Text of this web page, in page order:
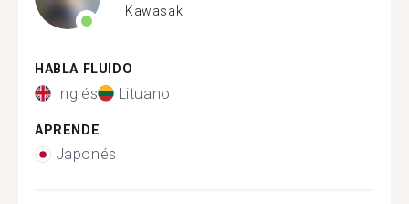
Kawasaki
HABLA FLUIDO
Inglés Lituano
APRENDE
Japonés